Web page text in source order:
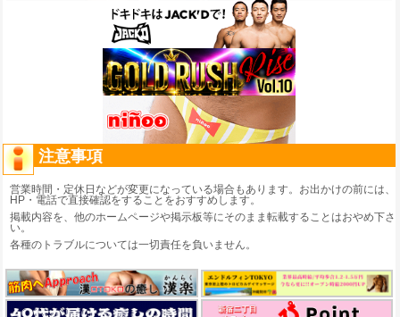
注意事項
営業時間・定休日などが変更になっている場合もあります。お出かけの前には、
HP・電話で直接確認をすることをおすすめします。
掲載内容を、他のホームページや掲示板等にそのまま転載することはおやめ下さ
い。
各種のトラブルについては一切責任を負いません。